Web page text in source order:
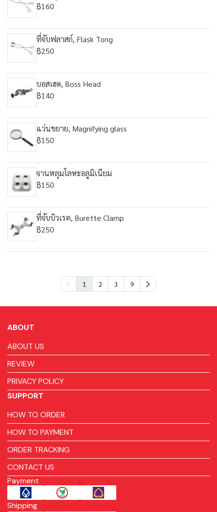
฿160
ที่จับฟลาสก์, Flask Tong
฿250
บอสเฮด, Boss Head
฿140
แว่นขยาย, Magnifying glass
฿150
จานหลุมโลหะอลูมิเนียม
฿150
ที่จับบิวเรต, Burette Clamp
฿250
1 2 3 9
ABOUT
ABOUT US
REVIEW
PRIVACY POLICY
SUPPORT
HOW TO ORDER
HOW TO PAYMENT
ORDER TRACKING
CONTACT US
Payment
Shipping